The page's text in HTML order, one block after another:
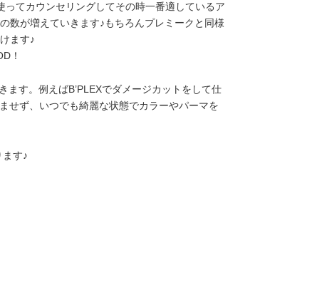
てカウンセリングしてその時一番適しているア
数が増えていきます♪もちろんプレミークと同様
ます♪
！
ます。例えばB’PLEXでダメージカットをして仕
せず、いつでも綺麗な状態でカラーやパーマを
す♪